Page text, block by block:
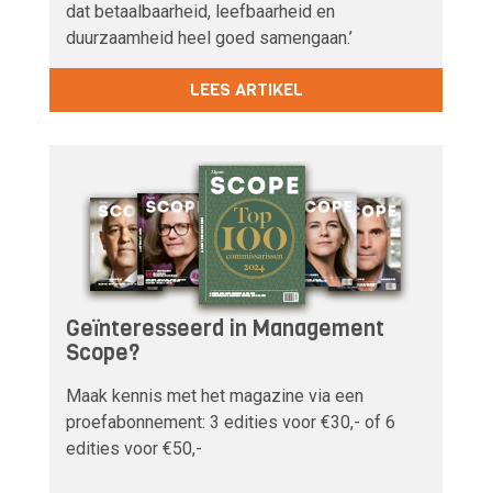
dat betaalbaarheid, leefbaarheid en
duurzaamheid heel goed samengaan.’
LEES ARTIKEL
Geïnteresseerd in Management
Scope?
Maak kennis met het magazine via een
proefabonnement: 3 edities voor €30,- of 6
edities voor €50,-